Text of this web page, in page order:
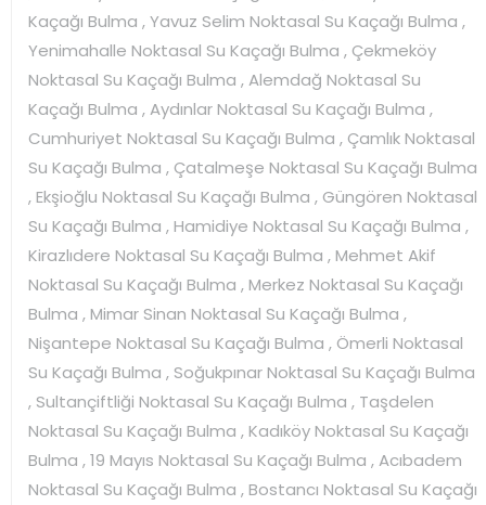
Kaçağı Bulma , Yavuz Selim Noktasal Su Kaçağı Bulma ,
Yenimahalle Noktasal Su Kaçağı Bulma , Çekmeköy
Noktasal Su Kaçağı Bulma , Alemdağ Noktasal Su
Kaçağı Bulma , Aydınlar Noktasal Su Kaçağı Bulma ,
Cumhuriyet Noktasal Su Kaçağı Bulma , Çamlık Noktasal
Su Kaçağı Bulma , Çatalmeşe Noktasal Su Kaçağı Bulma
, Ekşioğlu Noktasal Su Kaçağı Bulma , Güngören Noktasal
Su Kaçağı Bulma , Hamidiye Noktasal Su Kaçağı Bulma ,
Kirazlıdere Noktasal Su Kaçağı Bulma , Mehmet Akif
Noktasal Su Kaçağı Bulma , Merkez Noktasal Su Kaçağı
Bulma , Mimar Sinan Noktasal Su Kaçağı Bulma ,
Nişantepe Noktasal Su Kaçağı Bulma , Ömerli Noktasal
Su Kaçağı Bulma , Soğukpınar Noktasal Su Kaçağı Bulma
, Sultançiftliği Noktasal Su Kaçağı Bulma , Taşdelen
Noktasal Su Kaçağı Bulma , Kadıköy Noktasal Su Kaçağı
Bulma , 19 Mayıs Noktasal Su Kaçağı Bulma , Acıbadem
Noktasal Su Kaçağı Bulma , Bostancı Noktasal Su Kaçağı